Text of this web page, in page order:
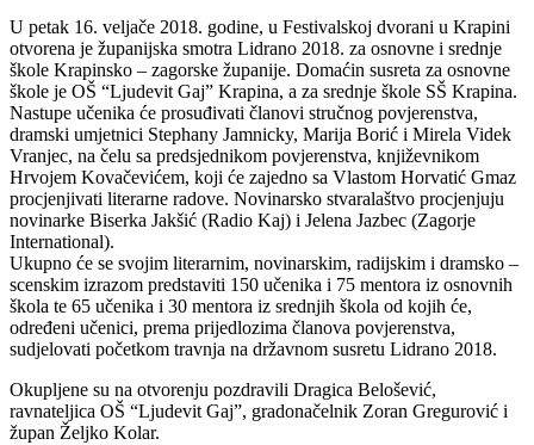
U petak 16. veljače 2018. godine, u Festivalskoj dvorani u Krapini
otvorena je županijska smotra Lidrano 2018. za osnovne i srednje
škole Krapinsko – zagorske županije. Domaćin susreta za osnovne
škole je OŠ “Ljudevit Gaj” Krapina, a za srednje škole SŠ Krapina.
Nastupe učenika će prosuđivati članovi stručnog povjerenstva,
dramski umjetnici Stephany Jamnicky, Marija Borić i Mirela Videk
Vranjec, na čelu sa predsjednikom povjerenstva, književnikom
Hrvojem Kovačevićem, koji će zajedno sa Vlastom Horvatić Gmaz
procjenjivati literarne radove. Novinarsko stvaralaštvo procjenjuju
novinarke Biserka Jakšić (Radio Kaj) i Jelena Jazbec (Zagorje
International).
Ukupno će se svojim literarnim, novinarskim, radijskim i dramsko –
scenskim izrazom predstaviti 150 učenika i 75 mentora iz osnovnih
škola te 65 učenika i 30 mentora iz srednjih škola od kojih će,
određeni učenici, prema prijedlozima članova povjerenstva,
sudjelovati početkom travnja na državnom susretu Lidrano 2018.
Okupljene su na otvorenju pozdravili Dragica Belošević,
ravnateljica OŠ “Ljudevit Gaj”, gradonačelnik Zoran Gregurović i
župan Željko Kolar.